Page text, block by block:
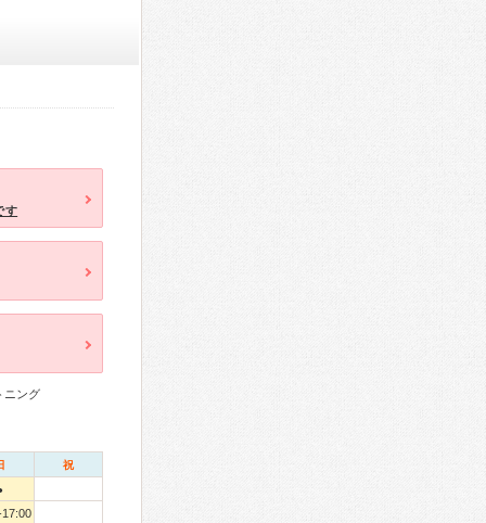
す
ニング
祝